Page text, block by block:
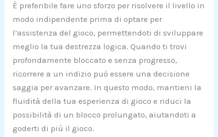
È preferibile fare uno sforzo per risolvere il livello in
modo indipendente prima di optare per
l’assistenza del gioco, permettendoti di sviluppare
meglio la tua destrezza logica. Quando ti trovi
profondamente bloccato e senza progresso,
ricorrere a un indizio può essere una decisione
saggia per avanzare. In questo modo, mantieni la
fluidità della tua esperienza di gioco e riduci la
possibilità di un blocco prolungato, aiutandoti a
goderti di più il gioco.